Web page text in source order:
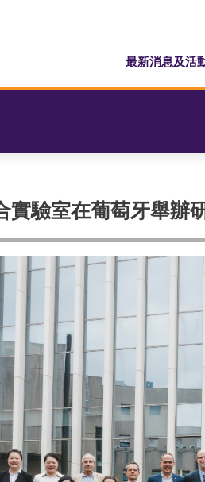
最新消息及活
實驗室在葡萄牙舉辦